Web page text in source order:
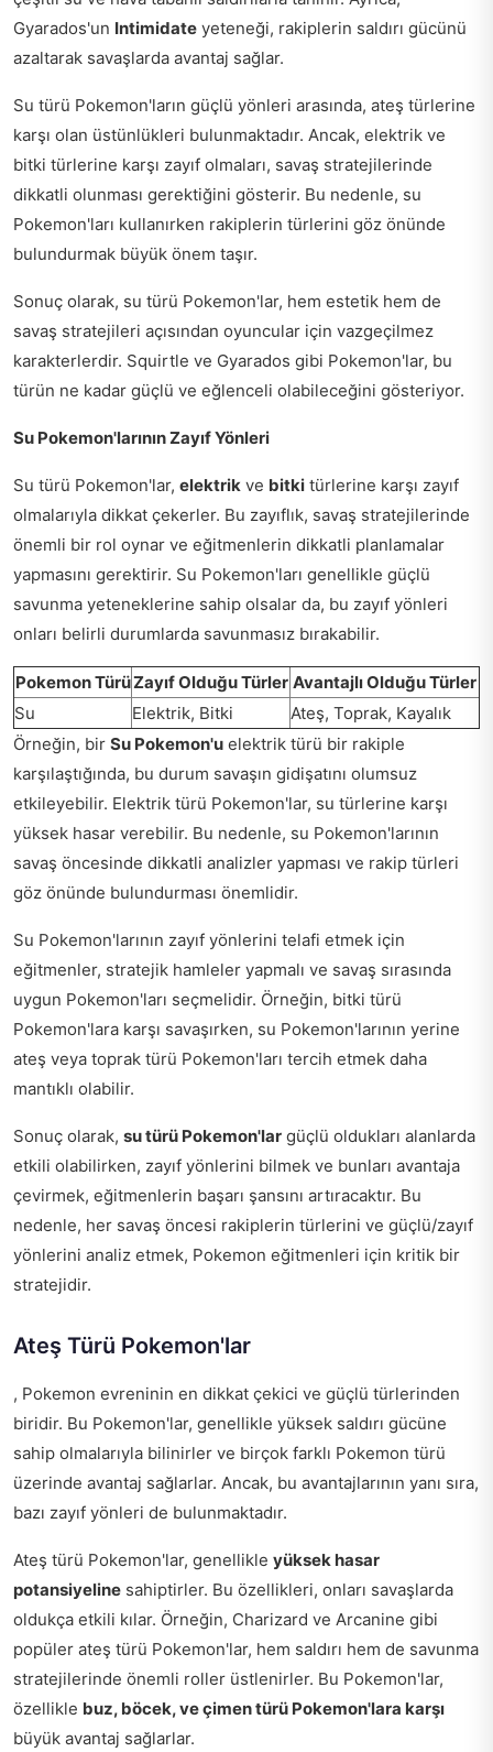
Gyarados'un Intimidate yeteneği, rakiplerin saldırı gücünü
azaltarak savaşlarda avantaj sağlar.
Su türü Pokemon'ların güçlü yönleri arasında, ateş türlerine
karşı olan üstünlükleri bulunmaktadır. Ancak, elektrik ve
bitki türlerine karşı zayıf olmaları, savaş stratejilerinde
dikkatli olunması gerektiğini gösterir. Bu nedenle, su
Pokemon'ları kullanırken rakiplerin türlerini göz önünde
bulundurmak büyük önem taşır.
Sonuç olarak, su türü Pokemon'lar, hem estetik hem de
savaş stratejileri açısından oyuncular için vazgeçilmez
karakterlerdir. Squirtle ve Gyarados gibi Pokemon'lar, bu
türün ne kadar güçlü ve eğlenceli olabileceğini gösteriyor.
Su Pokemon'larının Zayıf Yönleri
Su türü Pokemon'lar, elektrik ve bitki türlerine karşı zayıf
olmalarıyla dikkat çekerler. Bu zayıflık, savaş stratejilerinde
önemli bir rol oynar ve eğitmenlerin dikkatli planlamalar
yapmasını gerektirir. Su Pokemon'ları genellikle güçlü
savunma yeteneklerine sahip olsalar da, bu zayıf yönleri
onları belirli durumlarda savunmasız bırakabilir.
Pokemon TürüZayıf Olduğu Türler Avantajlı Olduğu Türler
Su
Elektrik, Bitki
Ateş, Toprak, Kayalık
Örneğin, bir Su Pokemon'u elektrik türü bir rakiple
karşılaştığında, bu durum savaşın gidişatını olumsuz
etkileyebilir. Elektrik türü Pokemon'lar, su türlerine karşı
yüksek hasar verebilir. Bu nedenle, su Pokemon'larının
savaş öncesinde dikkatli analizler yapması ve rakip türleri
göz önünde bulundurması önemlidir.
Su Pokemon'larının zayıf yönlerini telafi etmek için
eğitmenler, stratejik hamleler yapmalı ve savaş sırasında
uygun Pokemon'ları seçmelidir. Örneğin, bitki türü
Pokemon'lara karşı savaşırken, su Pokemon'larının yerine
ateş veya toprak türü Pokemon'ları tercih etmek daha
mantıklı olabilir.
Sonuç olarak, su türü Pokemon'lar güçlü oldukları alanlarda
etkili olabilirken, zayıf yönlerini bilmek ve bunları avantaja
çevirmek, eğitmenlerin başarı şansını artıracaktır. Bu
nedenle, her savaş öncesi rakiplerin türlerini ve güçlü/zayıf
yönlerini analiz etmek, Pokemon eğitmenleri için kritik bir
stratejidir.
Ateş Türü Pokemon'lar
, Pokemon evreninin en dikkat çekici ve güçlü türlerinden
biridir. Bu Pokemon'lar, genellikle yüksek saldırı gücüne
sahip olmalarıyla bilinirler ve birçok farklı Pokemon türü
üzerinde avantaj sağlarlar. Ancak, bu avantajlarının yanı sıra,
bazı zayıf yönleri de bulunmaktadır.
Ateş türü Pokemon'lar, genellikle yüksek hasar
potansiyeline sahiptirler. Bu özellikleri, onları savaşlarda
oldukça etkili kılar. Örneğin, Charizard ve Arcanine gibi
popüler ateş türü Pokemon'lar, hem saldırı hem de savunma
stratejilerinde önemli roller üstlenirler. Bu Pokemon'lar,
özellikle buz, böcek, ve çimen türü Pokemon'lara karşı
büyük avantaj sağlarlar.